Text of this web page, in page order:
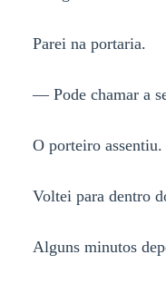
Parei na portaria.
— Pode chamar a
O porteiro assentiu.
Voltei para dentro
Alguns minutos